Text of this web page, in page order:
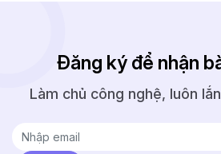
Đăng ký để nhận
Làm chủ công nghệ, luôn